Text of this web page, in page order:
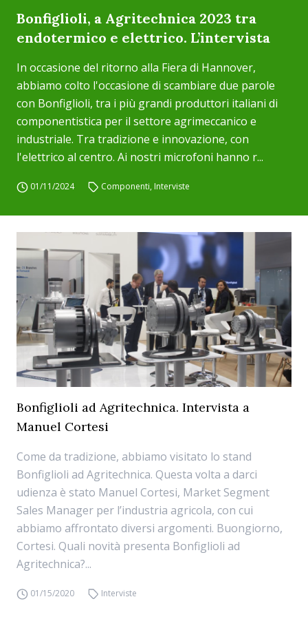
Bonfiglioli, a Agritechnica 2023 tra
endotermico e elettrico. L’intervista
In occasione del ritorno alla Fiera di Hannover,
abbiamo colto l'occasione di scambiare due parole
con Bonfiglioli, tra i più grandi produttori italiani di
componentistica per il settore agrimeccanico e
industriale. Tra tradizione e innovazione, con
l'elettrico al centro. Ai nostri microfoni hanno r...
01/11/2024 Componenti, Interviste
Bonfiglioli ad Agritechnica. Intervista a
Manuel Cortesi
Come da tradizione, abbiamo visitato lo stand
Bonfiglioli ad Agritechnica. Questa volta a darci
udienza è stato Manuel Cortesi, Market Segment
Sales Manager per l’industria agricola, con cui
abbiamo affrontato diversi argomenti. Buongiorno,
Cortesi. Quali novità presenta Bonfiglioli ad
Agritechnica?...
01/15/2020 Interviste